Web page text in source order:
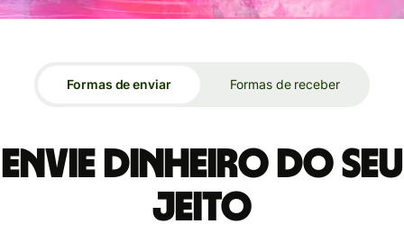
Formas de enviar Formas de receber
Envie dinheiro do seu
jeito